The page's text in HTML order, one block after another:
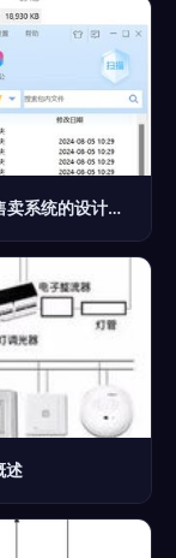
基于Python Flask框架的绿洲便利店商品售卖系统的设计与实现
述